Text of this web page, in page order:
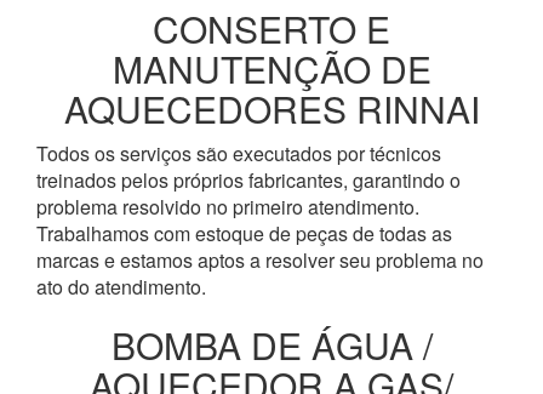
CONSERTO E
MANUTENÇÃO DE
AQUECEDORES RINNAI
Todos os serviços são executados por técnicos
treinados pelos próprios fabricantes, garantindo o
problema resolvido no primeiro atendimento.
Trabalhamos com estoque de peças de todas as
marcas e estamos aptos a resolver seu problema no
ato do atendimento.
BOMBA DE ÁGUA /